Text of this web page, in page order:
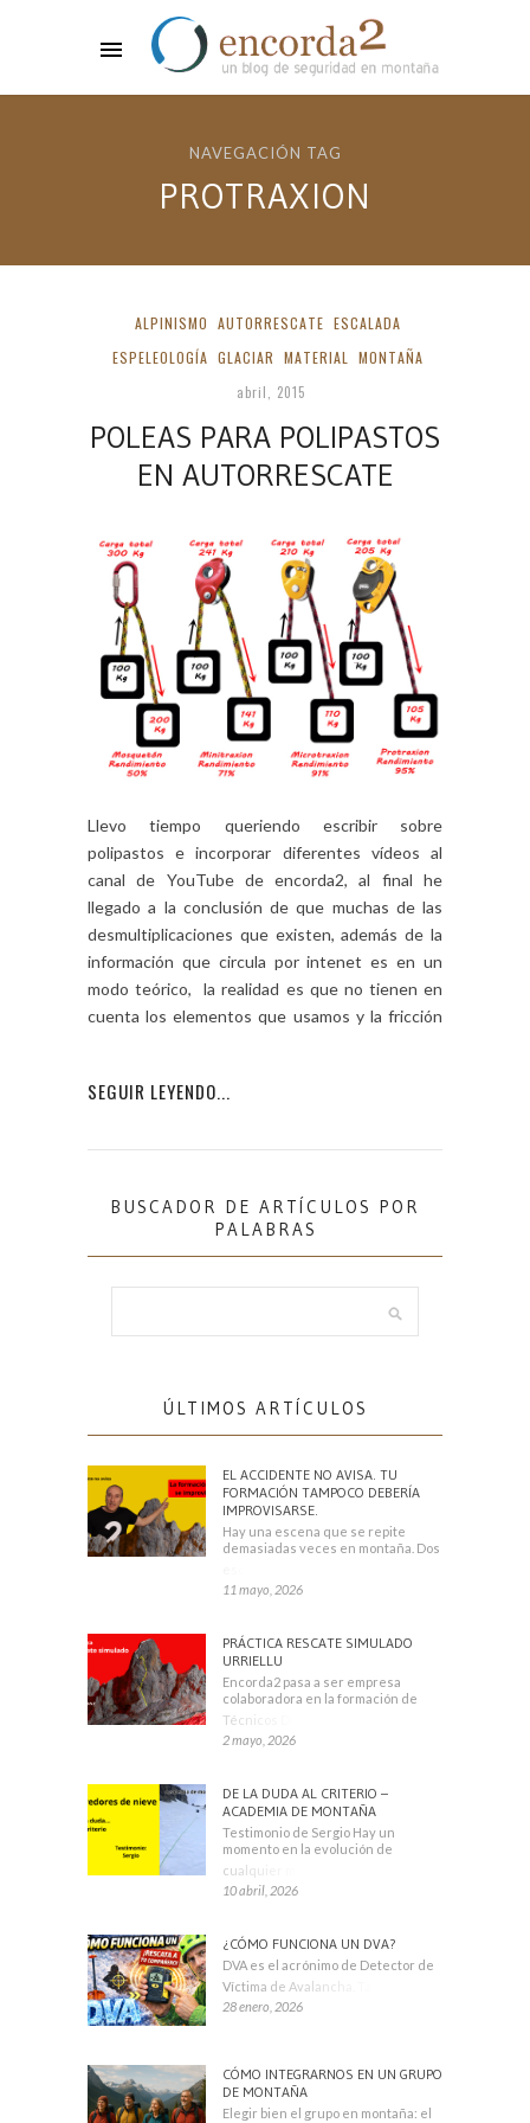
NAVEGACIÓN TAG
PROTRAXION
ALPINISMO AUTORRESCATE ESCALADA
ESPELEOLOGÍA GLACIAR MATERIAL MONTAÑA
abril, 2015
POLEAS PARA POLIPASTOS
EN AUTORRESCATE
Llevo tiempo queriendo escribir sobre
polipastos e incorporar diferentes vídeos al
canal de YouTube de encorda2, al final he
llegado a la conclusión de que muchas de las
desmultiplicaciones que existen, además de la
información que circula por intenet es en un
modo teórico, la realidad es que no tienen en
cuenta los elementos que usamos y la fricción
SEGUIR LEYENDO...
BUSCADOR DE ARTÍCULOS POR
PALABRAS
ÚLTIMOS ARTÍCULOS
EL ACCIDENTE NO AVISA. TU
FORMACIÓN TAMPOCO DEBERÍA
IMPROVISARSE.
Hay una escena que se repite
demasiadas veces en montaña. Dos
11 mayo, 2026
PRÁCTICA RESCATE SIMULADO
URRIELLU
Encorda2 pasa a ser empresa
colaboradora en la formación de
Técnicos Deportivos
2 mayo, 2026
DE LA DUDA AL CRITERIO –
ACADEMIA DE MONTAÑA
Testimonio de Sergio Hay un
momento en la evolución de
cualquier montañero
10 abril, 2026
¿CÓMO FUNCIONA UN DVA?
DVA es el acrónimo de Detector de
Víctima de Avalancha. También se
28 enero, 2026
CÓMO INTEGRARNOS EN UN GRUPO
DE MONTAÑA
Elegir bien el grupo en montaña: el